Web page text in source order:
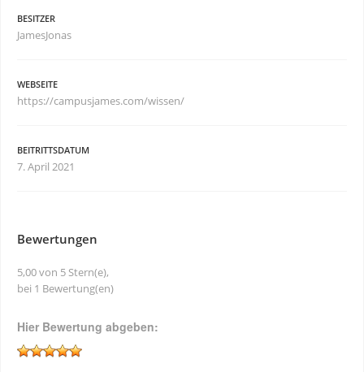
BESITZER
JamesJonas
WEBSEITE
https://campusjames.com/wissen/
BEITRITTSDATUM
7. April 2021
Bewertungen
5,00 von 5 Stern(e),
bei 1 Bewertung(en)
Hier Bewertung abgeben: